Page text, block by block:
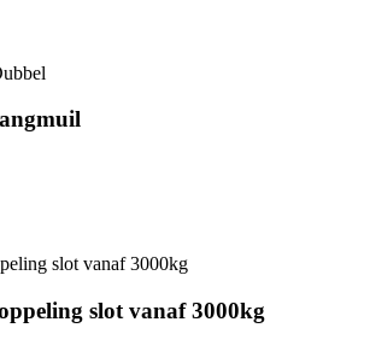
slot vanaf 3000kg